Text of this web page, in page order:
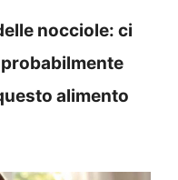
nocciole: ci
alimento